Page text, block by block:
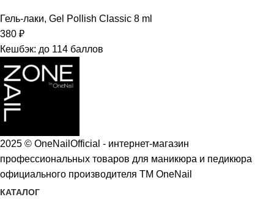
Гель-лаки, Gel Pollish Classic 8 ml
380 ₽
Кешбэк: до 114 баллов
2025 © OneNailOfficial - интернет-магазин
профессиональных товаров для маникюра и педикюра
официального производителя ТМ OneNail
КАТАЛОГ